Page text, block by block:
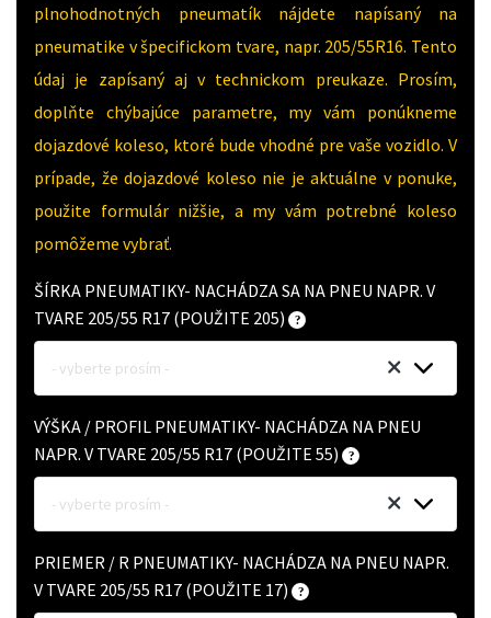
plnohodnotných pneumatík nájdete napísaný na
pneumatike v špecifickom tvare, napr. 205/55R16. Tento
údaj je zapísaný aj v technickom preukaze. Prosím,
doplňte chýbajúce parametre, my vám ponúkneme
dojazdové koleso, ktoré bude vhodné pre vaše vozidlo. V
prípade, že dojazdové koleso nie je aktuálne v ponuke,
použite formulár nižšie, a my vám potrebné koleso
pomôžeme vybrať.
ŠÍRKA PNEUMATIKY- NACHÁDZA SA NA PNEU NAPR. V
TVARE 205/55 R17 (POUŽITE 205)
- vyberte prosím -
VÝŠKA / PROFIL PNEUMATIKY- NACHÁDZA NA PNEU
NAPR. V TVARE 205/55 R17 (POUŽITE 55)
- vyberte prosím -
PRIEMER / R PNEUMATIKY- NACHÁDZA NA PNEU NAPR.
V TVARE 205/55 R17 (POUŽITE 17)